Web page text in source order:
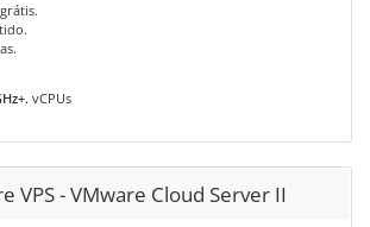
vCPUs
VPS - VMware Cloud Server II